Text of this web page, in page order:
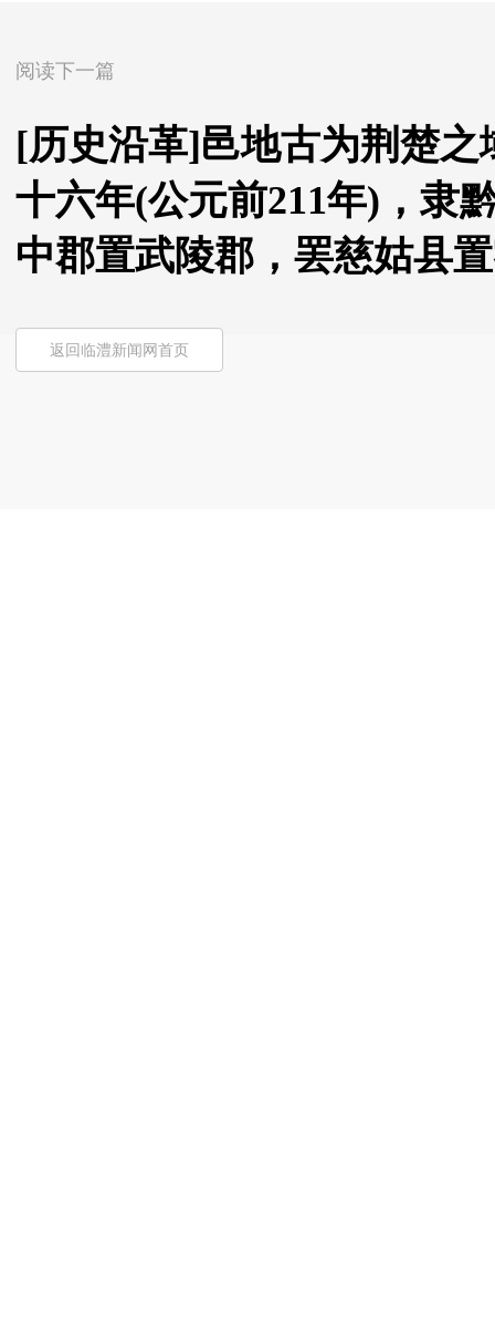
阅读下一篇
[历史沿革]邑地古为荆楚
十六年(公元前211年)，隶
中郡置武陵郡，罢慈姑县
返回临澧新闻网首页